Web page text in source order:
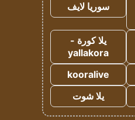
سوريا لايف
يلا كورة -
yallakora
kooralive
يلا شوت